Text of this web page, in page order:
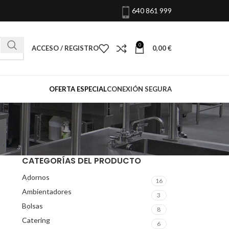
640 861 999
ACCESO / REGISTRO 0 0,00€
OFERTA ESPECIALCONEXIÓN SEGURA
CATEGORÍAS DEL PRODUCTO
Adornos 16
Ambientadores 3
Bolsas 8
Catering 6